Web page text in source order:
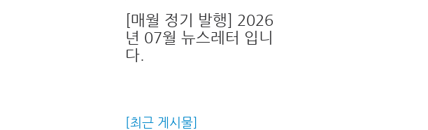
[매월 정기 발행] 2026
년 07월 뉴스레터 입니
다.
[최근 게시물]